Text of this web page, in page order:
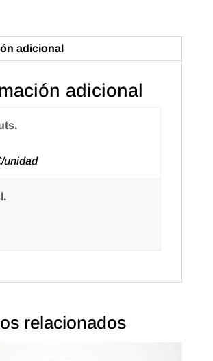
adicional
adicional
unidad
relacionados